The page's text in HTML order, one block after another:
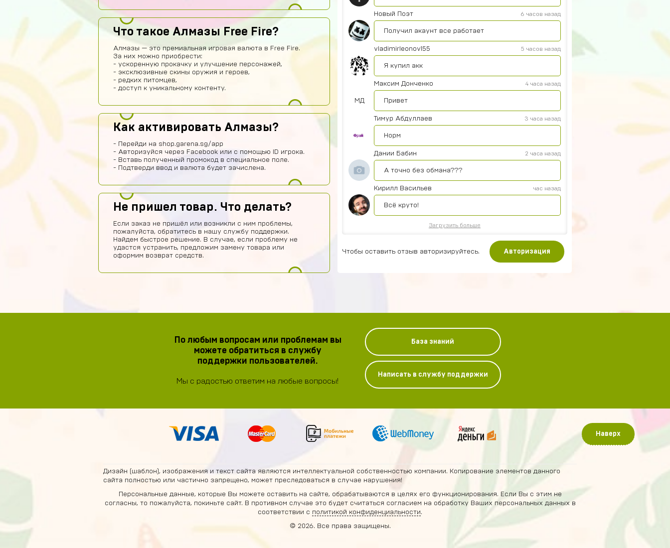
Что такое Алмазы Free Fire?
Алмазы — это премиальная игровая валюта в Free Fire.
За них можно приобрести:
- ускоренную прокачку и улучшение персонажей,
- эксклюзивные скины оружия и героев,
- редких питомцев,
- доступ к уникальному контенту.
Как активировать Алмазы?
- Перейди на shop.garena.sg/app
- Авторизуйся через Facebook или с помощью ID игрока.
- Вставь полученный промокод в специальное поле.
- Подтверди ввод и валюта будет зачислена.
Не пришел товар. Что делать?
Если заказ не пришёл или возникли с ним проблемы,
пожалуйста, обратитесь в нашу службу поддержки.
Найдем быстрое решение. В случае, если проблему не
удастся устранить, предложим замену товара или
оформим возврат средств.
Новый Поэт 6 часов назад
Получил акаунт все работает
vladimirleonov155 5 часов назад
Я купил акк
МД
Максим Донченко 4 часа назад
Привет
Тимур Абдуллаев 3 часа назад
Норм
Дании Бабин 2 часа назад
А точно без обмана???
Кирилл Васильев час назад
Всё круто!
Загрузить больше
Чтобы оставить отзыв авторизируйтесь. Авторизация
По любым вопросам или проблемам вы
можете обратиться в службу
поддержки пользователей.
Мы с радостью ответим на любые вопросы!
База знаний
Написать в службу поддержки
Наверх
Дизайн (шаблон), изображения и текст сайта являются интеллектуальной собственностью компании. Копирование элементов данного
сайта полностью или частично запрещено, может преследоваться в случае нарушения!
Персональные данные, которые Вы можете оставить на сайте, обрабатываются в целях его функционирования. Если Вы с этим не
согласны, то пожалуйста, покиньте сайт. В противном случае это будет считаться согласием на обработку Ваших персональных данных в
соответствии с политикой конфиденциальности.
© 2026. Все права защищены.